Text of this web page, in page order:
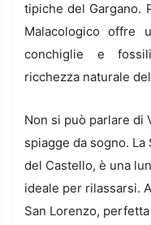
tipiche del Gargano.
Malacologico offre
conchiglie e
ricchezza naturale
Non si può parlare di
spiagge da sogno.
del Castello, è una
ideale per rilassarsi.
San Lorenzo,